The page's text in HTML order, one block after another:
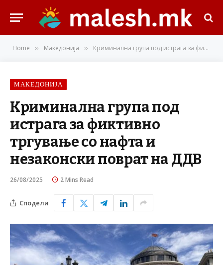
Home » Македонија » Криминална група под истрага за фиктивно тргување со нафта и незаконски поврат на ДДВ
МАКЕДОНИЈА
Криминална група под
истрага за фиктивно
тргување со нафта и
незаконски поврат на ДДВ
26/08/2025 2 Mins Read
Сподели